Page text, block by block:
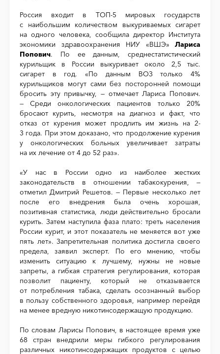
Россия входит в ТОП-5 мировых государств
с наибольшим количеством выкуриваемых сигарет
на одного человека, сообщила директор Института
экономики здравоохранения НИУ «ВШЭ» Лариса
Попович. По ее данным, среднестатистический
курильщик в России выкуривает около 2,5 тыс.
сигарет в год. «По данным ВОЗ только 4%
курильщиков могут сами без посторонней помощи
бросить эту привычку, — отмечает Лариса Попович.
— Среди онкологических пациентов только 20%
бросают курить, несмотря на диагноз и факт, что
отказ от курения может продлить им жизнь на 2-
3 года. При этом доказано, что продолжение курения
у онкологических больных увеличивает затраты
на их лечение от 4 до 52 раз».
«У нас в России одно из наиболее жестких
законодательств в отношении табакокурения, —
отметил Дмитрий Решетов. — Первые несколько лет
после его внедрения была очень хорошая,
позитивная статистика, люди действительно бросали
курить. Затем наступила фаза плато: треть населения
России курит, и этот показатель не меняется вот уже
пять лет». Запретительная политика достигла своего
предела, заявил эксперт. По его мнению, чтобы
изменить ситуацию к лучшему, нужны не новые
запреты, а гибкая стратегия регулирования, которая
позволит пациенту, который не отказывается
от потребления табака, сделать осознанный выбор
в пользу собственного здоровья, например перейдя
на менее вредную никотинсодержащую продукцию.
По словам Ларисы Попович, в настоящее время уже
68 стран внедрили меры гибкого регулирования
различных никотинсодержащих продуктов с целью